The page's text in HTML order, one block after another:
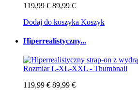
119,99 € 89,99 €
Dodaj do koszyka Koszyk
Hiperrealistyczny...
119,99 € 89,99 €